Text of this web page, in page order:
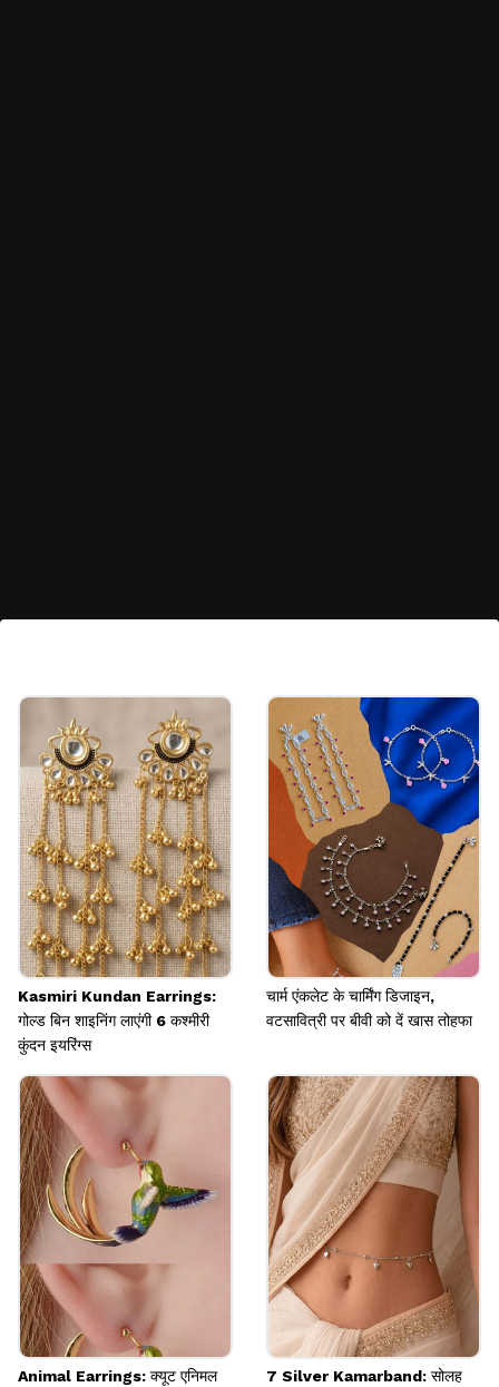
सोने के छोटे पाइप के साथ काले मोतियों के कॉम्बिनेशन पर
मंगलसूत्र मजबूती के साथ बहुत क्लासी लगता है। अगर आप
फैशन में सिक्योरिटी चाहती हैं जो इसे खरीदें जो हर अटायर पर
जमेगा।
Image credits: Pinterest
Kasmiri Kundan Earrings:
गोल्ड बिन शाइनिंग लाएंगी 6 कश्मीरी
कुंदन इयरिंग्स
चार्म एंकलेट के चार्मिंग डिजाइन,
वटसावित्री पर बीवी को दें खास तोहफा
Animal Earrings: क्यूट एनिमल
7 Silver Kamarband: सोलह